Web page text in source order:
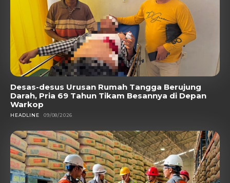
Desas-desus Urusan Rumah Tangga Berujung
Darah, Pria 69 Tahun Tikam Besannya di Depan
Warkop
HEADLINE 09/08/2026